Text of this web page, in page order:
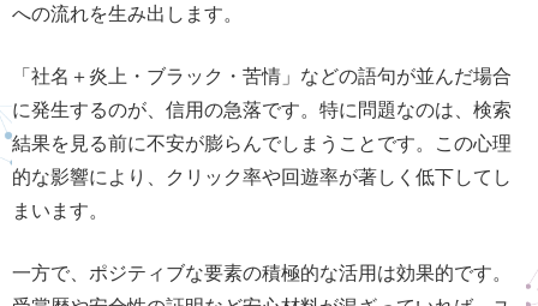
への流れを生み出します。
「社名＋炎上・ブラック・苦情」などの語句が並んだ場合
に発生するのが、信用の急落です。特に問題なのは、検索
結果を見る前に不安が膨らんでしまうことです。この心理
的な影響により、クリック率や回遊率が著しく低下してし
まいます。
一方で、ポジティブな要素の積極的な活用は効果的です。